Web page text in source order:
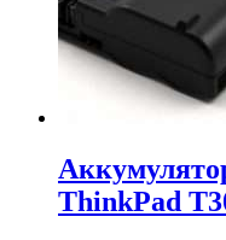
ThinkPad